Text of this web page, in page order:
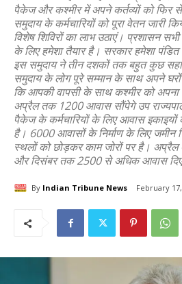
पैकेज और कश्मीर में अपने कर्तव्यों को
समुदाय के कर्मचारियों को पूरा वेतन जारी
विशेष शिविरों का लाभ उठाएं। प्रशासन
के लिए हमेशा तैयार है। सरकार हमेशा
इस समुदाय ने तीन दशकों तक बहुत कुछ सहा
समुदाय के लोग पूरे सम्मान के साथ अपने
कि आपकी वापसी के साथ कश्मीर को अपना
अप्रैल तक 1200 आवास सौंपेगे उप
पैकेज के कर्मचारियों के लिए आवास इकाइयों
है। 6000 आवासों के निर्माण के लिए जमीन
स्थलों को छोड़कर काम जोरों पर है।
और दिसंबर तक 2500 से अधिक आवास
By Indian Tribune News February